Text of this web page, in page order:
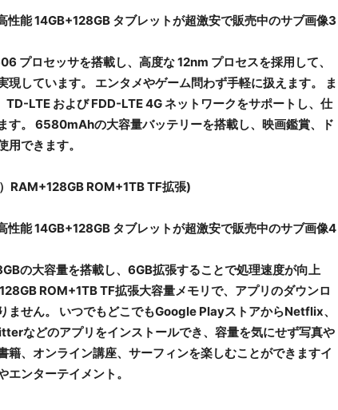
プロセッサを搭載し、高度な 12nm プロセスを採用して、
しています。 エンタメやゲーム問わず手軽に扱えます。 ま
TD-LTE および FDD-LTE 4G ネットワークをサポートし、仕
す。 6580mAhの大容量バッテリーを搭載し、映画鑑賞、ド
できます。
RAM+128GB ROM+1TB TF拡張)
の大容量を搭載し、6GB拡張することで処理速度が向上
ROM+1TB TF拡張大容量メモリで、アプリのダウンロ
ません。 いつでもどこでもGoogle PlayストアからNetflix、
などのアプリをインストールでき、容量を気にせず写真や
籍、オンライン講座、サーフィンを楽しむことができますイ
ンターテイメント。